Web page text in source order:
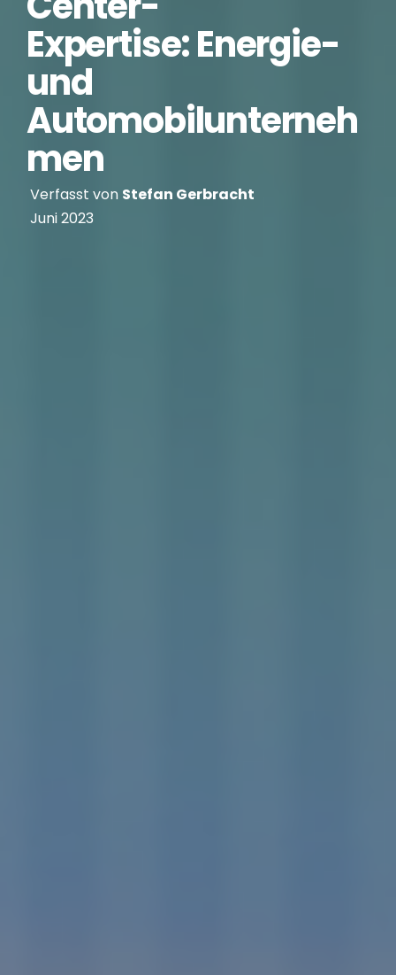
Expertise: Energie-
und
Automobilunterneh
men
Verfasst von Stefan Gerbracht
Juni 2023